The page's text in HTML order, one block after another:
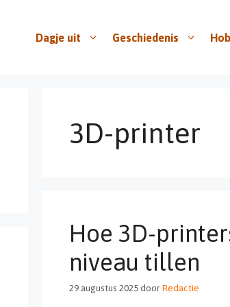
Dagje uit Geschiedenis
3D-printer
Hoe 3D-
niveau tillen
29 augustus 2025doorRedactie